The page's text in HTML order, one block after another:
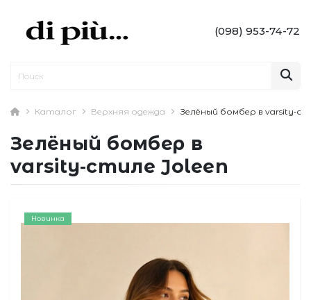
(098) 953-74-72
Каталог Верхняя одежда Зелёный бомбер в
Зелёный бомбер в
varsity‑стиле Joleen
Новинка